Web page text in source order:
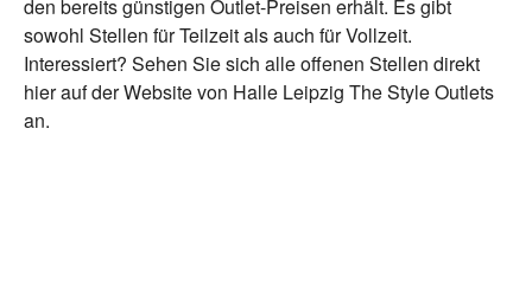
den bereits günstigen Outlet-Preisen erhält. Es gibt
sowohl Stellen für Teilzeit als auch für Vollzeit.
Interessiert? Sehen Sie sich alle offenen Stellen direkt
hier auf der Website von Halle Leipzig The Style Outlets
an.